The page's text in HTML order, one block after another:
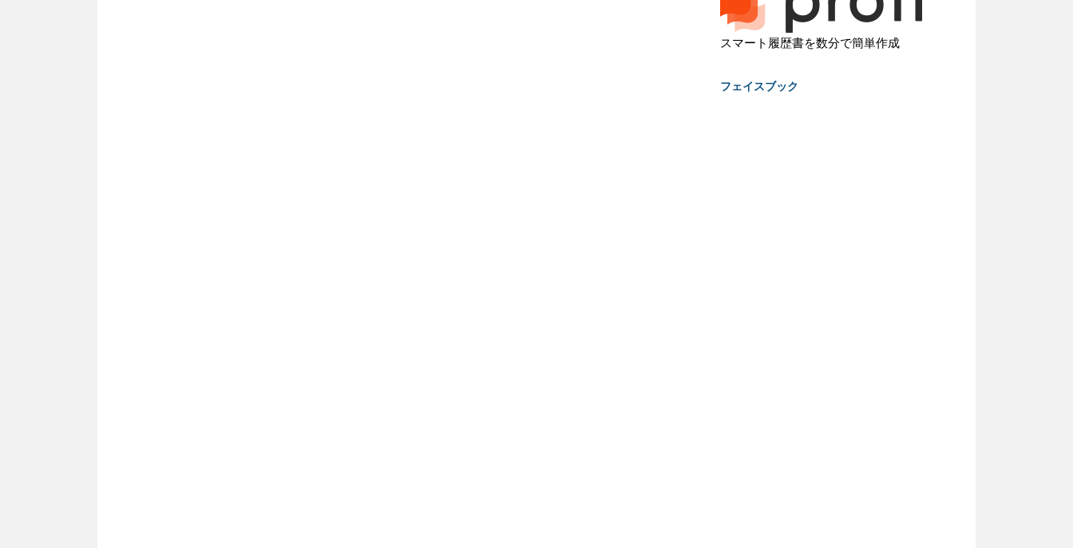
スマート履歴書を数分で簡単作成
フェイスブック